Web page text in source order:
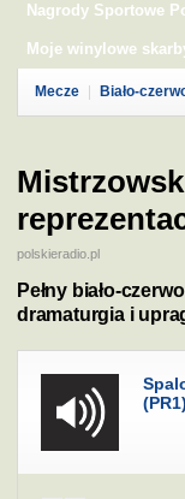
Nagrody Sportowe
Moje winylowe
Mecze Biało-
polskieradio.pl
Pełny biało-
dramaturgia i
(PR1)